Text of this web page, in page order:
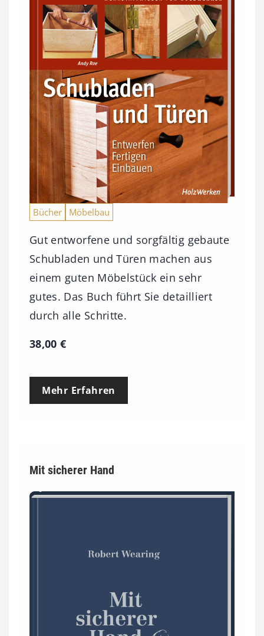
Bücher Möbelbau
Gut entworfene und sorgfältig gebaute
Schubladen und Türen machen aus
einem guten Möbelstück ein sehr
gutes. Das Buch führt Sie detailliert
durch alle Schritte.
38,00€
Mehr Erfahren
Mit sicherer Hand